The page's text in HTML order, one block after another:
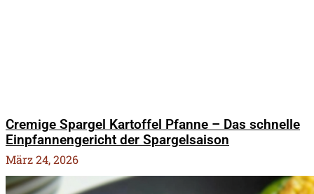
Cremige Spargel Kartoffel Pfanne – Das schnelle
Einpfannengericht der Spargelsaison
März 24, 2026